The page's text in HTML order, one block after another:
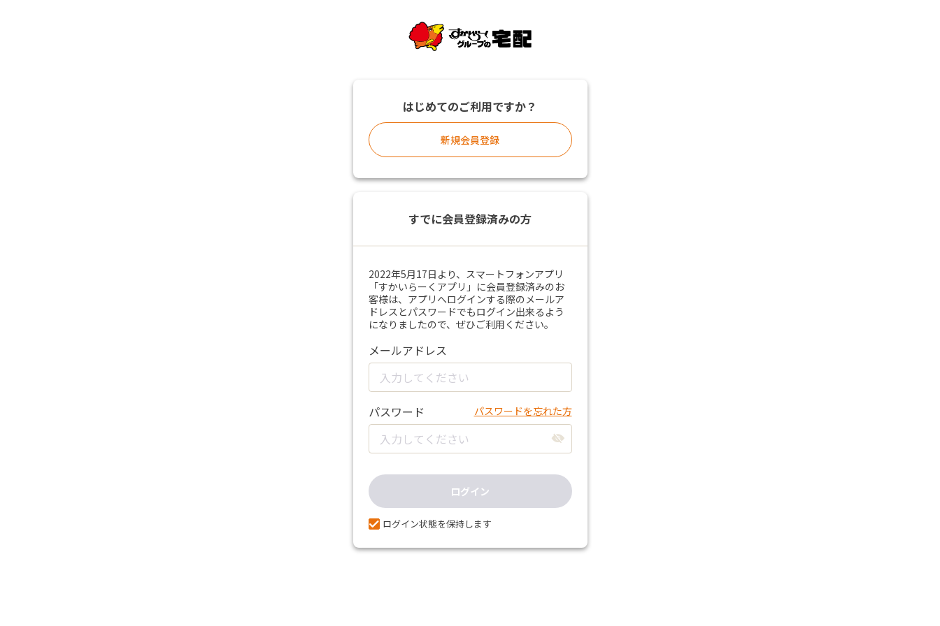
はじめてのご利用ですか？
新規会員登録
すでに会員登録済みの方
2022年5月17日より、スマートフォンアプリ
「すかいらーくアプリ」に会員登録済みのお
客様は、アプリへログインする際のメールア
ドレスとパスワードでもログイン出来るよう
になりましたので、ぜひご利用ください。
メールアドレス
パスワード パスワードを忘れた方
ログイン
ログイン状態を保持します